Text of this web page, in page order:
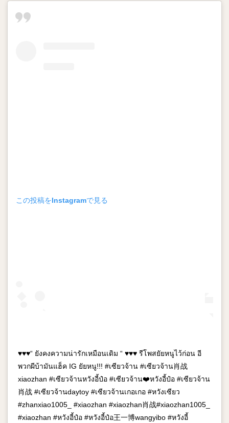
この投稿をInstagramで見る
♥️♥️♥️“ ยังคงความน่ารักเหมือนเดิม “ ♥️♥️♥️ รีโพสยัยหนูไว้ก่อน อี
พวกผีบ้ามันแฮ็ค IG ยัยหนู!!! #เซียวจ้าน #เซียวจ้าน肖战
xiaozhan #เซียวจ้านหวังอี้ป๋อ #เซียวจ้าน❤️หวังอี้ป๋อ #เซียวจ้าน
肖战 #เซียวจ้านdaytoy #เซียวจ้านเกอเกอ #หวังเซียว
#zhanxiao1005_ #xiaozhan #xiaozhan肖战#xiaozhan1005_
#xiaozhan #หวังอี้ป๋อ #หวังอี้ป๋อ王一博wangyibo #หวังอี้